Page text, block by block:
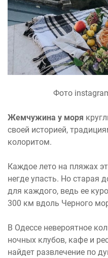
Фото
Жемчужина у моря
своей историей,
колоритом.
Каждое лето на пляжах
негде упасть. Но старая
для каждого, ведь ее
300 км вдоль Черного
В Одессе невероятное
ночных клубов, кафе и
найдет развлечение по